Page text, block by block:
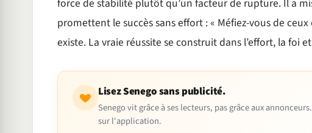
force de stabilité plutôt qu’un facteur de rupture. Il a
promettent le succès sans effort : « Méfiez-vous de
existe. La vraie réussite se construit dans l’effort, la foi
Lisez Senego sans publicité.
Senego vit grâce à ses lecteurs, pas grâce aux
sur l'application.